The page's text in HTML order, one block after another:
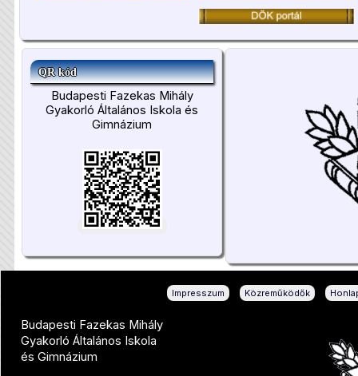
QR kód
Budapesti Fazekas Mihály
Gyakorló Általános Iskola és
Gimnázium
Impresszum Közreműködők
Budapesti Fazekas Mihály
Gyakorló Általános Iskola
és Gimnázium